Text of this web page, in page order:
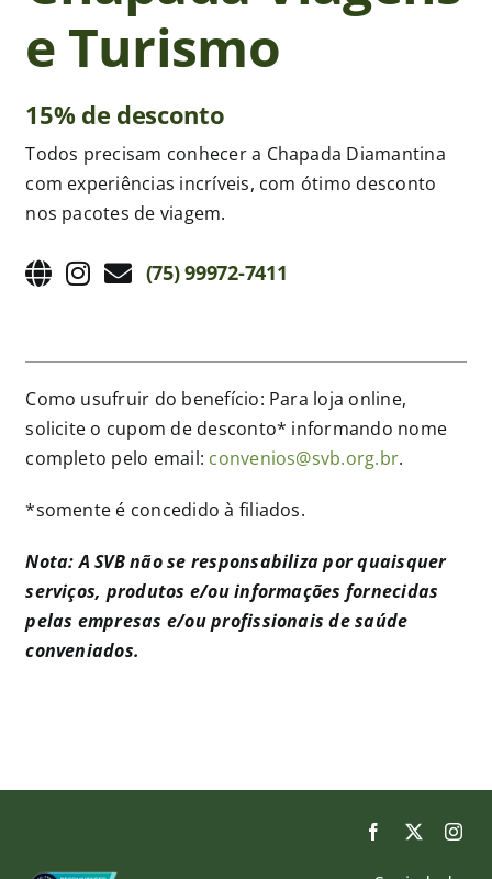
Publicações
Junte-se a nós
Contato
e Turismo
15% de desconto
Todos precisam conhecer a Chapada Diamantina
com experiências incríveis, com ótimo desconto
nos pacotes de viagem.
(75) 99972-7411
Como usufruir do benefício: Para loja online,
solicite o cupom de desconto* informando nome
completo pelo email: convenios@svb.org.br.
*somente é concedido à filiados.
Nota: A SVB não se responsabiliza por quaisquer
serviços, produtos e/ou informações fornecidas
pelas empresas e/ou profissionais de saúde
conveniados.